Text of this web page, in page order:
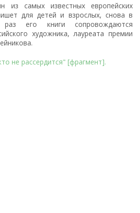
из самых известных европейских
для детей и взрослых, снова в
его книги сопровождаются
художника, лауреата премии
не рассердится" [фрагмент].